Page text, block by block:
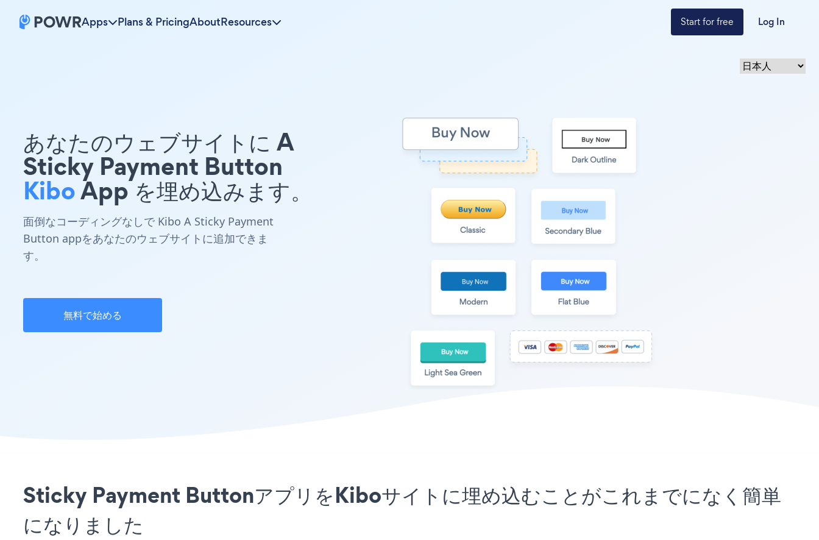
Apps Plans & PricingAboutResources Start for free Log In
あなたのウェブサイトに A
Sticky Payment Button
KiboApp を埋め込みます。
面倒なコーディングなしで Kibo A Sticky Payment
Button appをあなたのウェブサイトに追加できま
す。
無料で始める
Sticky Payment ButtonアプリをKiboサイトに埋め込むことがこれまでになく簡単
になりました